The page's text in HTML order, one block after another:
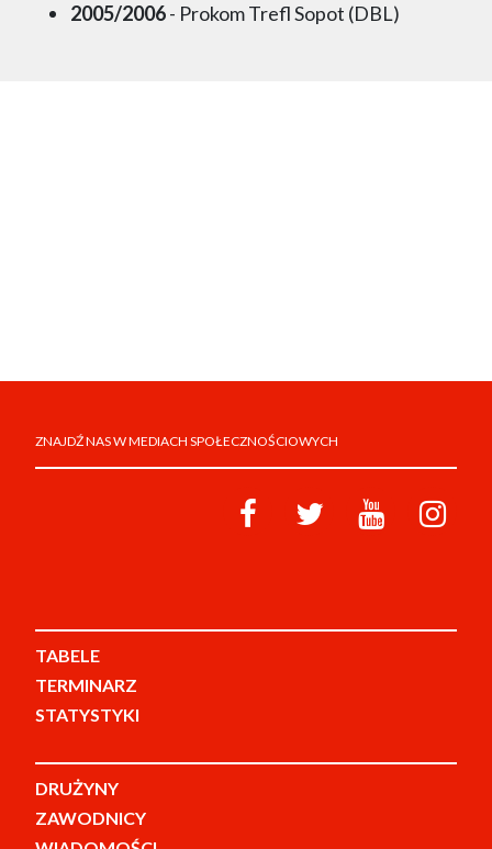
2005/2006- Prokom Trefl Sopot (DBL)
ZNAJDŹ NAS W MEDIACH SPOŁECZNOŚCIOWYCH
TABELE
TERMINARZ
STATYSTYKI
DRUŻYNY
ZAWODNICY